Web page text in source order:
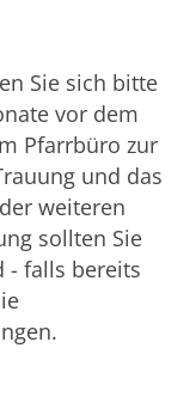
Sie sich bitte
vor dem
Pfarrbüro zur
und das
weiteren
sollten Sie
- falls bereits